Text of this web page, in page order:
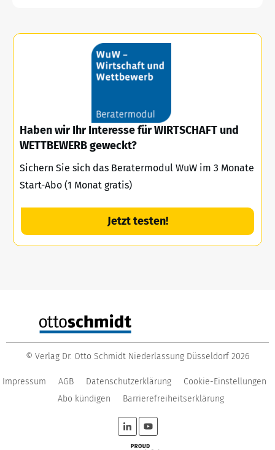
Haben wir Ihr Interesse für WIRTSCHAFT und
WETTBEWERB geweckt?
Sichern Sie sich das Beratermodul WuW im 3 Monate
Start-Abo (1 Monat gratis)
Jetzt testen!
© Verlag Dr. Otto Schmidt Niederlassung Düsseldorf 2026
Impressum AGB Datenschutzerklärung
Cookie-Einstellungen
Abo kündigen
Barrierefreiheitserklärung